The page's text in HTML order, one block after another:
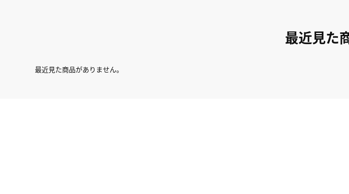
最近見た
最近見た商品がありません。